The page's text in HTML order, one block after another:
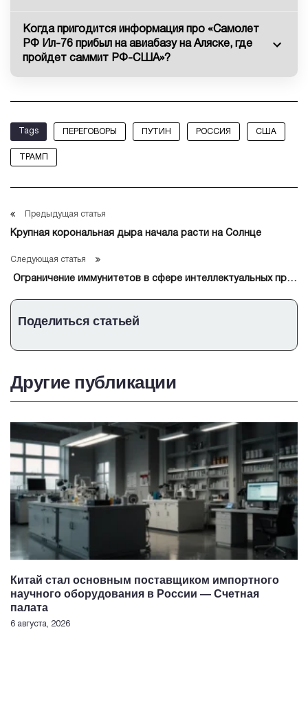
Когда пригодится информация про «Самолет
РФ Ил-76 прибыл на авиабазу на Аляске, где
пройдет саммит РФ-США»?
Tags ПЕРЕГОВОРЫ ПУТИН РОССИЯ США
ТРАМП
Предыдущая статья
Крупная корональная дыра начала расти на Солнце
Следующая статья
Ограничение иммунитетов в сфере интеллектуальных прав
Поделиться статьей
Другие публикации
Китай стал основным поставщиком импортного
научного оборудования в России — Счетная
палата
6 августа, 2026